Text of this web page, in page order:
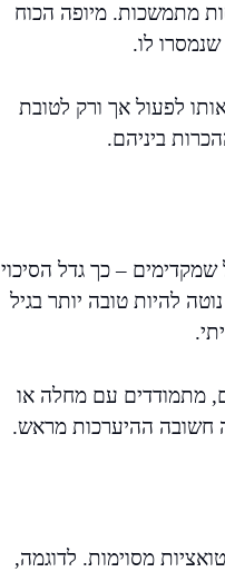
מתמשכות. מיופה הכוח
לו.
לפעול אך ורק לטובת
ביניהם.
– כך גדל הסיכוי
להיות טובה יותר בגיל
מתמודדים עם מחלה או
חשובה ההיערכות מראש.
מסוימות. לדוגמה,